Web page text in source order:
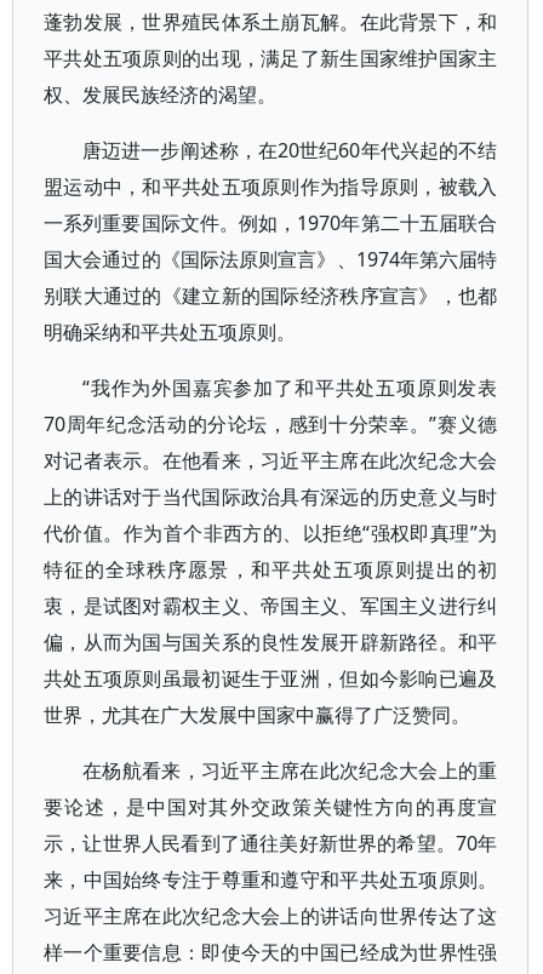
蓬勃发展，世界殖民体系土崩瓦解。在此背景下，和
平共处五项原则的出现，满足了新生国家维护国家主
权、发展民族经济的渴望。
唐迈进一步阐述称，在20世纪60年代兴起的不结
盟运动中，和平共处五项原则作为指导原则，被载入
一系列重要国际文件。例如，1970年第二十五届联合
国大会通过的《国际法原则宣言》、1974年第六届特
别联大通过的《建立新的国际经济秩序宣言》，也都
明确采纳和平共处五项原则。
“我作为外国嘉宾参加了和平共处五项原则发表
70周年纪念活动的分论坛，感到十分荣幸。”赛义德
对记者表示。在他看来，习近平主席在此次纪念大会
上的讲话对于当代国际政治具有深远的历史意义与时
代价值。作为首个非西方的、以拒绝“强权即真理”为
特征的全球秩序愿景，和平共处五项原则提出的初
衷，是试图对霸权主义、帝国主义、军国主义进行纠
偏，从而为国与国关系的良性发展开辟新路径。和平
共处五项原则虽最初诞生于亚洲，但如今影响已遍及
世界，尤其在广大发展中国家中赢得了广泛赞同。
在杨航看来，习近平主席在此次纪念大会上的重
要论述，是中国对其外交政策关键性方向的再度宣
示，让世界人民看到了通往美好新世界的希望。70年
来，中国始终专注于尊重和遵守和平共处五项原则。
习近平主席在此次纪念大会上的讲话向世界传达了这
样一个重要信息：即使今天的中国已经成为世界性强